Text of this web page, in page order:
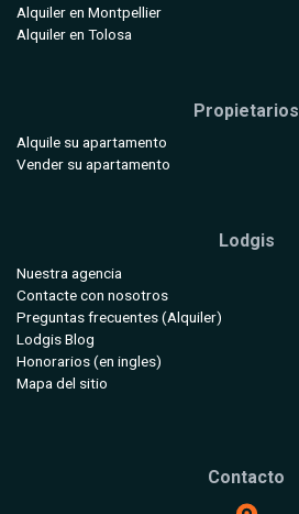
Alquiler en Montpellier
Alquiler en Tolosa
Propietarios
Alquile su apartamento
Vender su apartamento
Lodgis
Nuestra agencia
Contacte con nosotros
Preguntas frecuentes (Alquiler)
Lodgis Blog
Honorarios (en ingles)
Mapa del sitio
Contacto